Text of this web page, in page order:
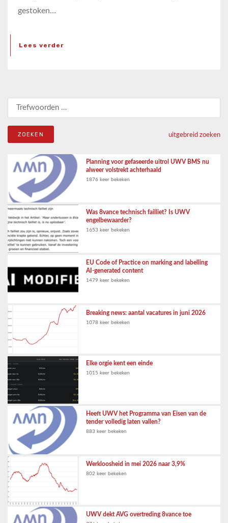
gestoken…
Lees verder
Zoeken naar:
uitgebreid zoeken
Planning voor gefaseerde uitrol UWV BMS nu
alweer volstrekt achterhaald
1876 keer bekeken
Was 8vance technisch failliet? Is UWV
engelbewaarder?
1653 keer bekeken
EU Code of Practice on marking and labelling
AI-generated content
1479 keer bekeken
Breaking news: aantal vacatures in juni 2026
1078 keer bekeken
Elke orgie kent een einde
1015 keer bekeken
Heeft UWV het Programma van Eisen van de
tender volledig laten vallen?
883 keer bekeken
Werkloosheid in mei 2026 naar 3,9%
802 keer bekeken
UWV dekt AVG overtreding 8vance toe